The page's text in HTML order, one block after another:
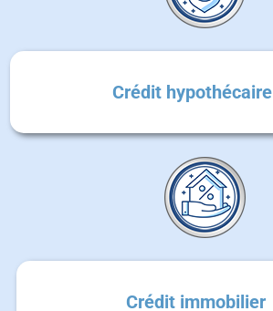
Crédit hypothécaire
Crédit immobilier